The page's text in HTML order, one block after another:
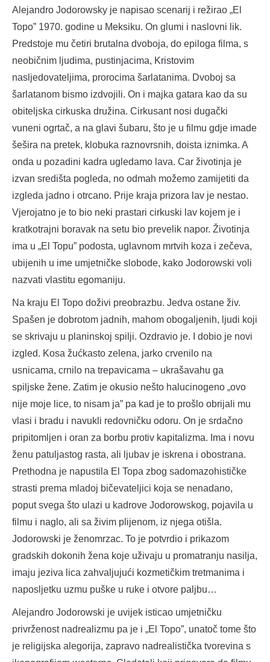
Alejandro Jodorowsky je napisao scenarij i režirao „El
Topo” 1970. godine u Meksiku. On glumi i naslovni lik.
Predstoje mu četiri brutalna dvoboja, do epiloga filma, s
neobičnim ljudima, pustinjacima, Kristovim
nasljedovateljima, prorocima šarlatanima. Dvoboj sa
šarlatanom bismo izdvojili. On i majka gatara kao da su
obiteljska cirkuska družina. Cirkusant nosi dugački
vuneni ogrtač, a na glavi šubaru, što je u filmu gdje imade
šešira na pretek, klobuka raznovrsnih, doista iznimka. A
onda u pozadini kadra ugledamo lava. Car životinja je
izvan središta pogleda, no odmah možemo zamijetiti da
izgleda jadno i otrcano. Prije kraja prizora lav je nestao.
Vjerojatno je to bio neki prastari cirkuski lav kojem je i
kratkotrajni boravak na setu bio prevelik napor. Životinja
ima u „El Topu” podosta, uglavnom mrtvih koza i zečeva,
ubijenih u ime umjetničke slobode, kako Jodorowski voli
nazvati vlastitu egomaniju.
Na kraju El Topo doživi preobrazbu. Jedva ostane živ.
Spašen je dobrotom jadnih, mahom obogaljenih, ljudi koji
se skrivaju u planinskoj spilji. Ozdravio je. I dobio je novi
izgled. Kosa žućkasto zelena, jarko crvenilo na
usnicama, crnilo na trepavicama – ukrašavahu ga
spiljske žene. Zatim je okusio nešto halucinogeno „ovo
nije moje lice, to nisam ja” pa kad je to prošlo obrijali mu
vlasi i bradu i navukli redovničku odoru. On je srdačno
pripitomljen i oran za borbu protiv kapitalizma. Ima i novu
ženu patuljastog rasta, ali ljubav je iskrena i obostrana.
Prethodna je napustila El Topa zbog sadomazohističke
strasti prema mladoj bičevateljici koja se nenadano,
poput svega što ulazi u kadrove Jodorowskog, pojavila u
filmu i naglo, ali sa živim plijenom, iz njega otišla.
Jodorowski je ženomrzac. To je potvrdio i prikazom
gradskih dokonih žena koje uživaju u promatranju nasilja,
imaju jeziva lica zahvaljujući kozmetičkim tretmanima i
naposljetku uzmu puške u ruke i otvore paljbu…
Alejandro Jodorowski je uvijek isticao umjetničku
privrženost nadrealizmu pa je i „El Topo”, unatoč tome što
je religijska alegorija, zapravo nadrealistička tvorevina s